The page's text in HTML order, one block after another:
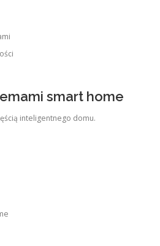
smart home
inteligentnego domu.